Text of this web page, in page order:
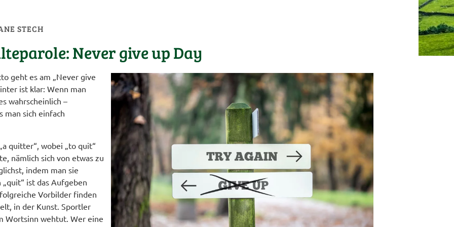
STECH
Never give up Day
geht es am „Never give
ist klar: Wenn man
wahrscheinlich –
man sich einfach
quitter“, wobei „to quit“
nämlich sich von etwas zu
indem man sie
ist das Aufgeben
Vorbilder finden
in der Kunst. Sportler
Wortsinn wehtut. Wer eine